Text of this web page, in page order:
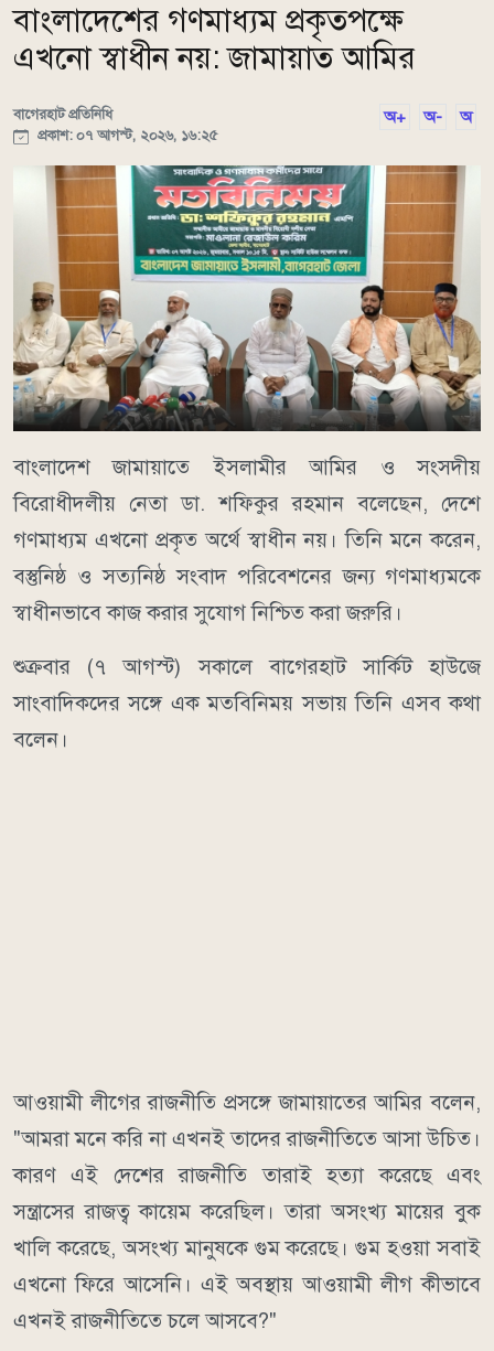
বাংলাদেশের গণমাধ্যম প্রকৃতপক্ষে
এখনো স্বাধীন নয়: জামায়াত আমির
বাগেরহাট প্রতিনিধি
প্রকাশ: ০৭ আগস্ট, ২০২৬, ১৬:২৫
অ+ অ- অ
বাংলাদেশ জামায়াতে ইসলামীর আমির ও সংসদীয়
বিরোধীদলীয় নেতা ডা. শফিকুর রহমান বলেছেন, দেশে
গণমাধ্যম এখনো প্রকৃত অর্থে স্বাধীন নয়। তিনি মনে করেন,
বস্তুনিষ্ঠ ও সত্যনিষ্ঠ সংবাদ পরিবেশনের জন্য গণমাধ্যমকে
স্বাধীনভাবে কাজ করার সুযোগ নিশ্চিত করা জরুরি।
শুক্রবার (৭ আগস্ট) সকালে বাগেরহাট সার্কিট হাউজে
সাংবাদিকদের সঙ্গে এক মতবিনিময় সভায় তিনি এসব কথা
বলেন।
আওয়ামী লীগের রাজনীতি প্রসঙ্গে জামায়াতের আমির বলেন,
"আমরা মনে করি না এখনই তাদের রাজনীতিতে আসা উচিত।
কারণ এই দেশের রাজনীতি তারাই হত্যা করেছে এবং
সন্ত্রাসের রাজত্ব কায়েম করেছিল। তারা অসংখ্য মায়ের বুক
খালি করেছে, অসংখ্য মানুষকে গুম করেছে। গুম হওয়া সবাই
এখনো ফিরে আসেনি। এই অবস্থায় আওয়ামী লীগ কীভাবে
এখনই রাজনীতিতে চলে আসবে?"